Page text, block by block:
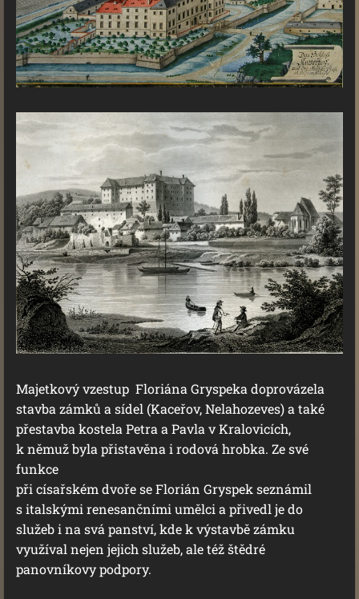
Majetkový vzestup Floriána Gryspeka doprovázela
stavba zámků a sídel (Kaceřov, Nelahozeves) a také
přestavba kostela Petra a Pavla v Kralovicích,
k němuž byla přistavěna i rodová hrobka. Ze své
funkce
při císařském dvoře se Florián Gryspek seznámil
s italskými renesančními umělci a přivedl je do
služeb i na svá panství, kde k výstavbě zámku
využíval nejen jejich služeb, ale též štědré
panovníkovy podpory.